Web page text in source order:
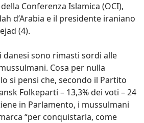
Conferenza Islamica (OCI),
d’Arabia e il presidente iraniano
(4).
sono rimasti sordi alle
Cosa per nulla
si pensi che, secondo il Partito
Folkeparti – 13,3% dei voti – 24
in Parlamento, i mussulmani
“per conquistarla, come